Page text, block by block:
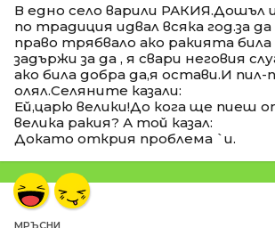
В едно село варили РАКИЯ.Дошъл
по традиция идвал всяка год.за
право трябвало ако ракията
задържи за да , я свари неговия
ако била добра да,я остави.И пил-
олял.Селяните казали:
Ей,царю велики!До кога ще пиеш
велика ракия? А той казал:
Докато открия проблема `и.
МРЪСНИ